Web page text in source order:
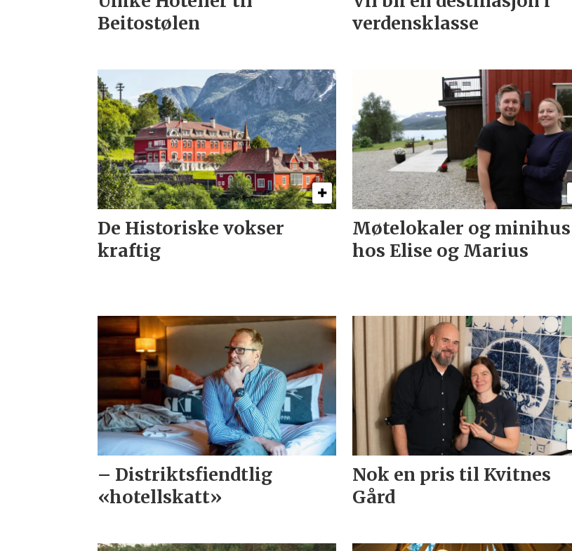
Beitostølen
verdensklasse
De Historiske vokser
kraftig
Møtelokaler og minihus
hos Elise og Marius
– Distriktsfiendtlig
«hotellskatt»
Nok en pris til Kvitnes
Gård